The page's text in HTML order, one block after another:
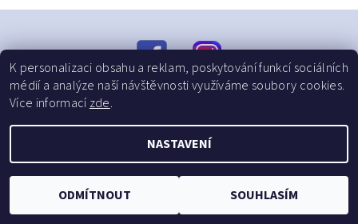
2026 © Dressalia, všechna práva vyhrazenaUpravit nastavení cookies
K personalizaci obsahu a reklam, poskytování funkcí sociálních
médií a analýze naší návštěvnosti využíváme soubory cookies.
Více informacízde.
NASTAVENÍ
ODMÍTNOUT SOUHLASÍM